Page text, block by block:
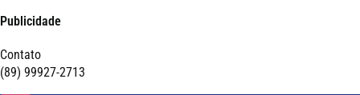
Publicidade
Contato
(89) 99927-2713